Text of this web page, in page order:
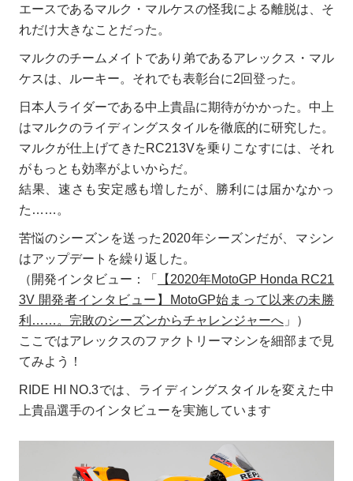
エースであるマルク・マルケスの怪我による離脱は、そ
れだけ大きなことだった。
マルクのチームメイトであり弟であるアレックス・マル
ケスは、ルーキー。それでも表彰台に2回登った。
日本人ライダーである中上貴晶に期待がかかった。中上
はマルクのライディングスタイルを徹底的に研究した。
マルクが仕上げてきたRC213Vを乗りこなすには、それ
がもっとも効率がよいからだ。
結果、速さも安定感も増したが、勝利には届かなかっ
た……。
苦悩のシーズンを送った2020年シーズンだが、マシン
はアップデートを繰り返した。
（開発インタビュー：「
【2020年MotoGP Honda RC21
3V 開発者インタビュー】MotoGP始まって以来の未勝
利……。完敗のシーズンからチャレンジャーへ」）
ここではアレックスのファクトリーマシンを細部まで見
てみよう！
RIDE HI NO.3では、ライディングスタイルを変えた中
上貴晶選手のインタビューを実施しています